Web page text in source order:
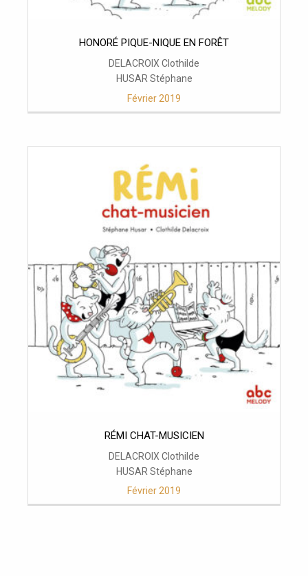
HONORÉ PIQUE-NIQUE EN FORÊT
DELACROIX Clothilde
HUSAR Stéphane
Février 2019
RÉMI CHAT-MUSICIEN
DELACROIX Clothilde
HUSAR Stéphane
Février 2019